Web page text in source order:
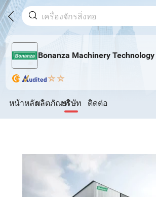
Bonanza Machinery Technology
หน้าหลักผลิตภัณฑ์บริษัท ติดต่อ